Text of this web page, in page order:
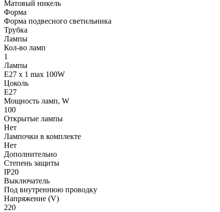
Матовый никель
Форма
Форма подвесного светильника
Трубка
Лампы
Кол-во ламп
1
Лампы
E27 x 1 max 100W
Цоколь
E27
Мощность ламп, W
100
Открытые лампы
Нет
Лампочки в комплекте
Нет
Дополнительно
Степень защиты
IP20
Выключатель
Под внутреннюю проводку
Напряжение (V)
220